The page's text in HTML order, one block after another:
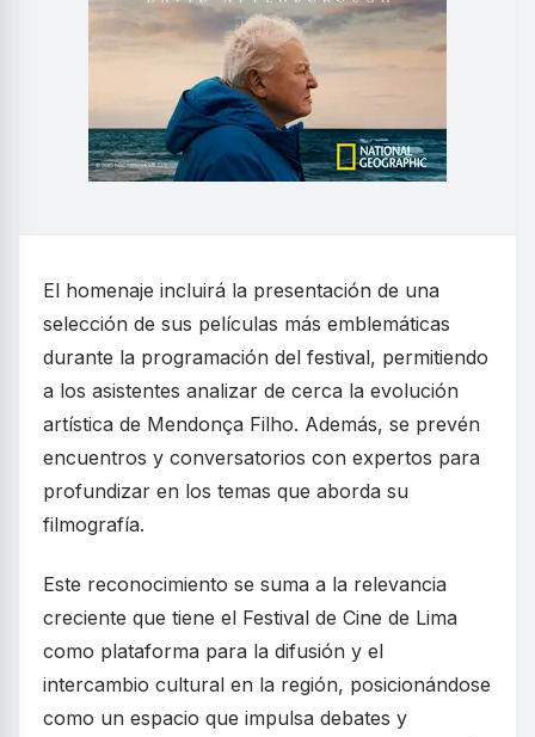
El homenaje incluirá la presentación de una
selección de sus películas más emblemáticas
durante la programación del festival, permitiendo
a los asistentes analizar de cerca la evolución
artística de Mendonça Filho. Además, se prevén
encuentros y conversatorios con expertos para
profundizar en los temas que aborda su
filmografía.
Este reconocimiento se suma a la relevancia
creciente que tiene el Festival de Cine de Lima
como plataforma para la difusión y el
intercambio cultural en la región, posicionándose
como un espacio que impulsa debates y